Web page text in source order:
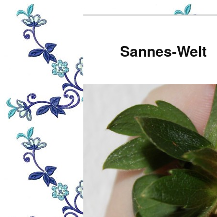
Zum
Inhalt
wechseln
Sannes-Welt